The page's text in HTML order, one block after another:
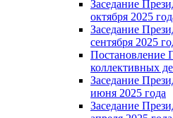
Заседание
октября 2025
Заседание
сентября 2025
коллективных
Заседание
июня 2025 года
Заседание